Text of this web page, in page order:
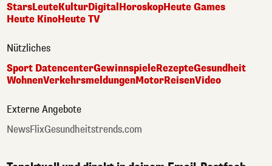
StarsLeuteKulturDigital HoroskopHeute Games
Heute KinoHeute TV
Nützliches
Sport DatencenterGewinnspieleRezepteGesundheit
WohnenVerkehrsmeldungenMotorReisenVideo
Externe Angebote
NewsFlixGesundheitstrends.com